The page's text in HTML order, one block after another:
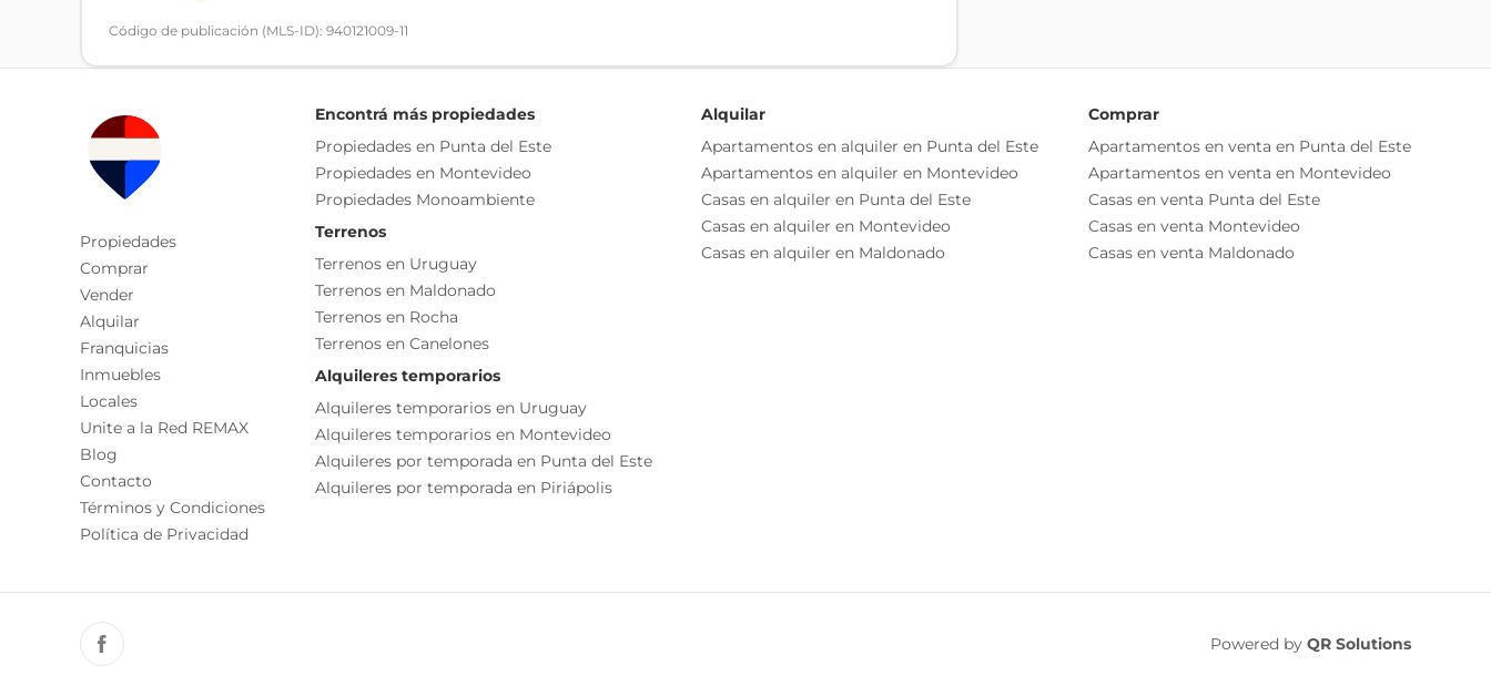
Parrillero
Una propiedad con excelente ubicación, a pasos de todos los servicios y en una zona privilegiada del
centro de la ciudad.
Oportunidad única para quienes buscan comodidad, amplitud y una localización estratégica.
Cada Oficina es de propiedad, gestión y desarrollo independiente
La presente publicación describe las características esenciales del inmueble, debiéndose consultar al
responsable de la operación por la eventual actualización de las medidas, descripciones arquitectónicas y
funcionales, servicios, impuestos, precios y demás información, cuyos valores son aproximados.
Dormitorio
Baño
Cocina
Balcón
Código de publicación (MLS-ID): 940121009-11
Propiedades
Comprar
Vender
Alquilar
Franquicias
Inmuebles
Locales
Unite a la Red REMAX
Blog
Contacto
Términos y Condiciones
Política de Privacidad
Encontrá más propiedades
Propiedades en Punta del Este
Propiedades en Montevideo
Propiedades Monoambiente
Terrenos
Terrenos en Uruguay
Terrenos en Maldonado
Terrenos en Rocha
Terrenos en Canelones
Alquileres temporarios
Alquileres temporarios en Uruguay
Alquileres temporarios en Montevideo
Alquileres por temporada en Punta del Este
Alquileres por temporada en Piriápolis
Alquilar
Apartamentos en alquiler en Punta del Este
Apartamentos en alquiler en Montevideo
Casas en alquiler en Punta del Este
Casas en alquiler en Montevideo
Casas en alquiler en Maldonado
Comprar
Apartamentos en venta en Punta del Este
Apartamentos en venta en Montevideo
Casas en venta Punta del Este
Casas en venta Montevideo
Casas en venta Maldonado
Powered by QR Solutions